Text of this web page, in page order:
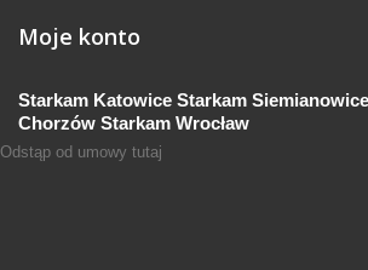
Moje konto
Starkam Katowice Starkam
Chorzów Starkam Wrocław
Odstąp od umowy tutaj